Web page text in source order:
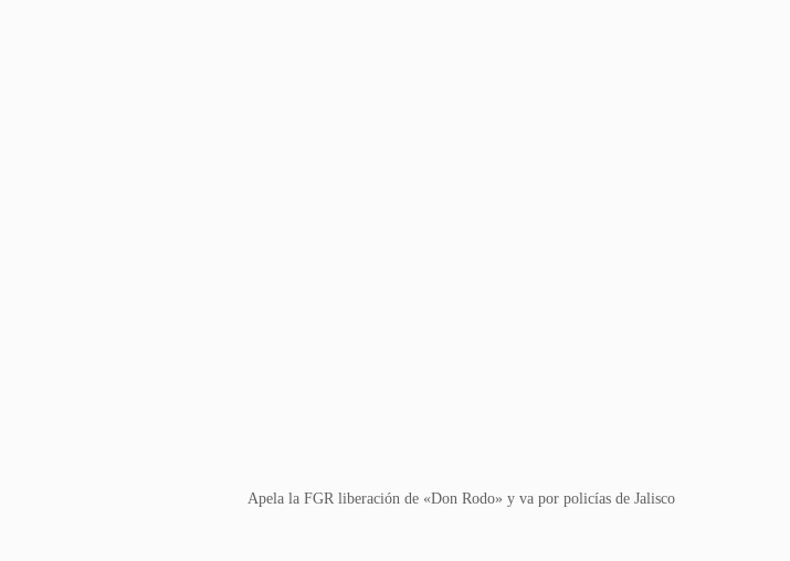
Apela la FGR liberación de «Don Rodo» y va por policías de Jalisco